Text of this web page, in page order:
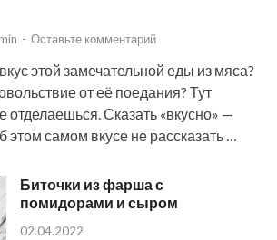
- Оставьте комментарий
этой замечательной еды из мяса?
от её поедания? Тут
отделаешься. Сказать «вкусно» —
этом самом вкусе не рассказать …
Биточки из фарша с
помидорами и сыром
02.04.2022